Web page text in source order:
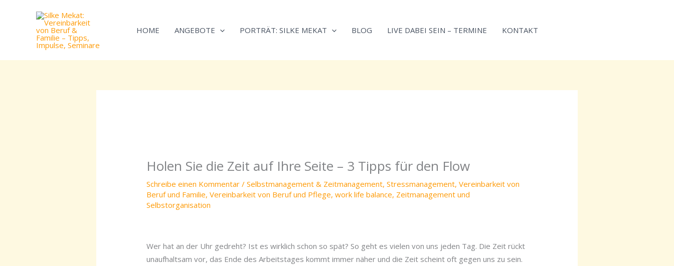
HOME ANGEBOTE PORTRÄT: SILKE MEKAT BLOG LIVE DABEI SEIN – TERMINE KONTAKT
Holen Sie die Zeit auf Ihre Seite – 3 Tipps für den Flow
Schreibe einen Kommentar /Selbstmanagement & Zeitmanagement,Stressmanagement,Vereinbarkeit von
Beruf und Familie,Vereinbarkeit von Beruf und Pflege,work life balance, Zeitmanagement und
Selbstorganisation
Wer hat an der Uhr gedreht? Ist es wirklich schon so spät? So geht es vielen von uns jeden Tag. Die Zeit rückt
unaufhaltsam vor, das Ende des Arbeitstages kommt immer näher und die Zeit scheint oft gegen uns zu sein.
sich
reduzieren